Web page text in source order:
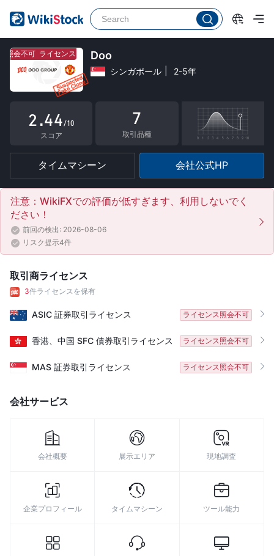
照会不可 ライセンス照会不可Doo
シンガポール 2-5年
0
1
2
5
6
7
8
9
.
0
1
2
3
4
5
6
7
8
9
0
1
2
3
4
5
6
7
8
9
/10
スコア
7
取引品種
タイムマシーン 会社公式HP
注意：WikiFXでの評価が低すぎます、利用しないでく
ださい！
前回の検出: 2026-08-06
リスク提示4件
取引商ライセンス
3件ライセンスを保有
ASIC 証券取引ライセンス ライセンス照会不可
香港、中国 SFC 債券取引ライセンス ライセンス照会不可
MAS 証券取引ライセンス ライセンス照会不可
会社サービス
会社概要 展示エリア 現地調査
企業プロフィール タイムマシーン ツール能力